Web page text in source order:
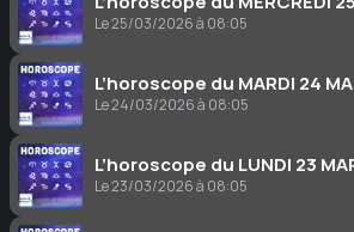
Le 25/03/2026 à 08:05
L’horoscope du MARDI 24
Le 24/03/2026 à 08:05
L’horoscope du LUNDI 23
Le 23/03/2026 à 08:05